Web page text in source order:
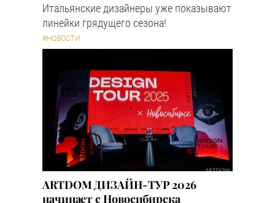
Итальянские дизайнеры уже показывают
линейки грядущего сезона!
#НОВОСТИ
ARTDOM ДИЗАЙН-ТУР 2026
начинает с Новосибирска